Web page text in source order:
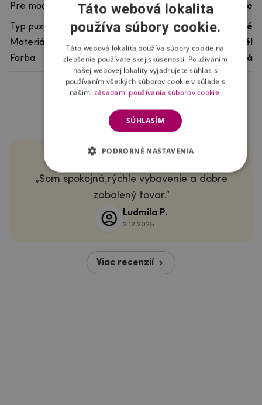
Pre model telefónu
Huawei P40 Lite
Typ puzdra
Gélové
Materiál
pružný gél
Farba
priehľadná
Som spokojná,rýchle vybavenie a dobre
zabalený tovar.
Ludmila P.
2.12.2025
Viac recenzií
Táto webová lokalita
používa súbory cookie.
Táto webová lokalita používa súbory cookie na
zlepšenie používateľskej skúsenosti. Používaním
našej webovej lokality vyjadrujete súhlas s
používaním všetkých súborov cookie v súlade s
našimi zásadami používania súborov cookie.
SÚHLASÍM
PODROBNÉ NASTAVENIA